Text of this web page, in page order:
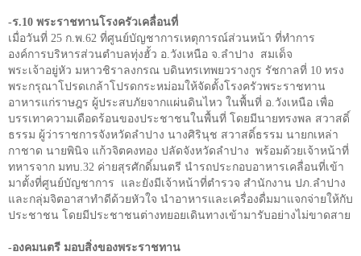
-ร.10 พระราชทานโรงครัวเคลื่อนที่
เมื่อวันที่ 25 ก.พ.62 ที่ศูนย์บัญชาการเหตุการณ์ส่วนหน้า ที่ทำการ
องค์การบริหารส่วนตำบลทุ่งฮั้ว อ.วังเหนือ จ.ลำปาง
สมเด็จ
พระเจ้าอยู่หัว มหาวชิราลงกรณ บดินทรเทพยวรางกูร รัชกาลที่ 10 ทรง
พระกรุณาโปรดเกล้าโปรดกระหม่อมให้จัดตั้งโรงครัวพระราชทาน
อาหารแก่ราษฎร ผู้ประสบภัยจากแผ่นดินไหว ในพื้นที่ อ.วังเหนือ เพื่อ
บรรเทาความเดือดร้อนของประชาชนในพื้นที่ โดยมีนายทรงพล สวาสดิ์
ธรรม ผู้ว่าราชการจังหวัดลำปาง นางศิรินุช สวาสดิ์ธรรม นายกเหล่า
กาชาด นายพินิจ แก้วจิตคงทอง ปลัดจังหวัดลำปาง พร้อมด้วยเจ้าหน้าที่
ทหารจาก มทบ.32 ค่ายสุรศักดิ์มนตรี นำรถประกอบอาหารเคลื่อนที่เข้า
มาตั้งที่ศูนย์บัญชาการ
และยังมีเจ้าหน้าที่ตำรวจ สำนักงาน ปภ.ลำปาง
และกลุ่มจิตอาสาทำดีด้วยหัวใจ นำอาหารและเครื่องดื่มมาแจกจ่ายให้กับ
ประชาชน โดยมีประชาชนต่างทยอยเดินทางเข้ามารับอย่างไม่ขาดสาย
-องคมนตรี มอบสิ่งของพระราชทาน